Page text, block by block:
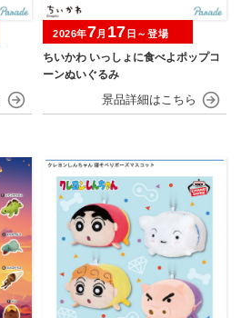
ちいかわ いっしょに食べよポップコ
ーンぬいぐるみ
2026年7月 17 日～登場